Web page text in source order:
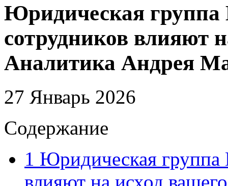
Юридическая
сотрудников влияют
Аналитика Андрея
27 Январь 2026
Содержание
1 Юридическая
влияют на исход